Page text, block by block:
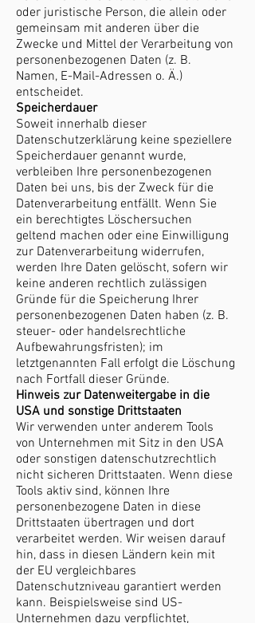
oder juristische Person, die allein oder
gemeinsam mit anderen über die
Zwecke und Mittel der Verarbeitung von
personenbezogenen Daten (z. B.
Namen, E-Mail-Adressen o. Ä.)
entscheidet.
Speicherdauer
Soweit innerhalb dieser
Datenschutzerklärung keine speziellere
Speicherdauer genannt wurde,
verbleiben Ihre personenbezogenen
Daten bei uns, bis der Zweck für die
Datenverarbeitung entfällt. Wenn Sie
ein berechtigtes Löschersuchen
geltend machen oder eine Einwilligung
zur Datenverarbeitung widerrufen,
werden Ihre Daten gelöscht, sofern wir
keine anderen rechtlich zulässigen
Gründe für die Speicherung Ihrer
personenbezogenen Daten haben (z. B.
steuer- oder handelsrechtliche
Aufbewahrungsfristen); im
letztgenannten Fall erfolgt die Löschung
nach Fortfall dieser Gründe.
Hinweis zur Datenweitergabe in die
USA und sonstige Drittstaaten
Wir verwenden unter anderem Tools
von Unternehmen mit Sitz in den USA
oder sonstigen datenschutzrechtlich
nicht sicheren Drittstaaten. Wenn diese
Tools aktiv sind, können Ihre
personenbezogene Daten in diese
Drittstaaten übertragen und dort
verarbeitet werden. Wir weisen darauf
hin, dass in diesen Ländern kein mit
der EU vergleichbares
Datenschutzniveau garantiert werden
kann. Beispielsweise sind US-
Unternehmen dazu verpflichtet,